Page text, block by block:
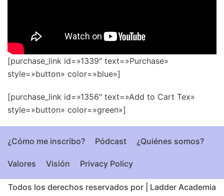
[purchase_link id=»1339″ text=»Purchase»
style=»button» color=»blue»]
[purchase_link id=»1356″ text=»Add to Cart Tex»
style=»button» color=»green»]
¿Cómo me inscribo? Pódcast ¿Quiénes somos?
Valores Visión Privacy Policy
Todos los derechos reservados por
Ladder Academia